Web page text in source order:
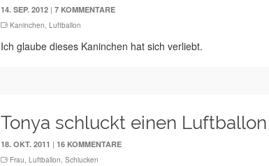
14. SEP. 2012 |7 KOMMENTARE
Kaninchen,Luftballon
Ich glaube dieses Kaninchen hat sich verliebt.
Tonya schluckt einen Luftballon
18. OKT. 2011 |16 KOMMENTARE
Frau,Luftballon,Schlucken